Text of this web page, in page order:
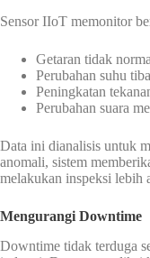
Sensor IIoT memonitor
Getaran tidak
Perubahan suhu
Peningkatan
Perubahan suara
Data ini dianalisis untuk
anomali, sistem
melakukan inspeksi lebih
Mengurangi Downtime
Downtime tidak terduga